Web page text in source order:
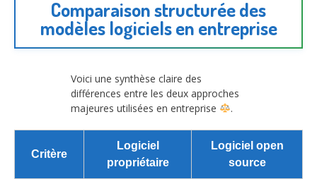
Comparaison structurée des
modèles logiciels en entreprise
Voici une synthèse claire des
différences entre les deux approches
majeures utilisées en entreprise
.
Critère
Logiciel
propriétaire
Logiciel open
source